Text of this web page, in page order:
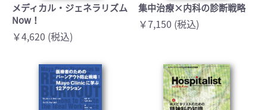
メディカル・ジェネラリズム
Now！
￥4,620 (税込)
集中治療×内科の診断戦略
￥7,150 (税込)